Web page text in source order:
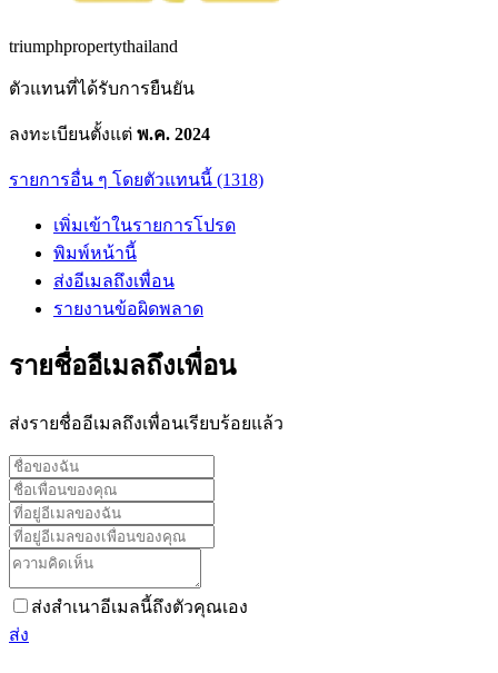
triumphpropertythailand
ตัวแทนที่ได้รับการยืนยัน
ลงทะเบียนตั้งแต่ พ.ค. 2024
รายการอื่น ๆ โดยตัวแทนนี้ (1318)
เพิ่มเข้าในรายการโปรด
พิมพ์หน้านี้
ส่งอีเมลถึงเพื่อน
รายงานข้อผิดพลาด
รายชื่ออีเมลถึงเพื่อน
ส่งรายชื่ออีเมลถึงเพื่อนเรียบร้อยแล้ว
ส่งสำเนาอีเมลนี้ถึงตัวคุณเอง
ส่ง